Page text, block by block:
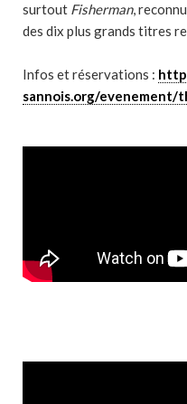
surtout Fisherman,
des dix plus grands titres
Infos et réservations :
sannois.org/